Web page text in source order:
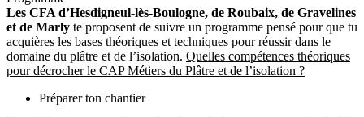
Les CFA d’Hesdigneul-lès-Boulogne, de Roubaix, de Gravelines
et de Marly te proposent de suivre un programme pensé pour que tu
acquières les bases théoriques et techniques pour réussir dans le
domaine du plâtre et de l’isolation. Quelles compétences théoriques
pour décrocher le CAP Métiers du Plâtre et de l’isolation ?
Préparer ton chantier